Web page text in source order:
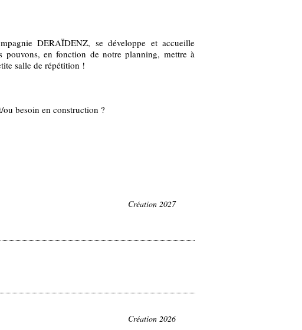
DERAÏDENZ, se développe et accueille
pouvons, en fonction de notre planning, mettre à
salle de répétition !
ou besoin en construction ?
Création 2027
Création 2026